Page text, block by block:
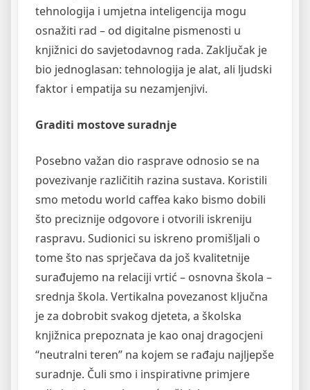
tehnologija i umjetna inteligencija mogu
osnažiti rad – od digitalne pismenosti u
knjižnici do savjetodavnog rada. Zaključak je
bio jednoglasan: tehnologija je alat, ali ljudski
faktor i empatija su nezamjenjivi.
Graditi mostove suradnje
Posebno važan dio rasprave odnosio se na
povezivanje različitih razina sustava. Koristili
smo metodu world caffea kako bismo dobili
što preciznije odgovore i otvorili iskreniju
raspravu. Sudionici su iskreno promišljali o
tome što nas sprječava da još kvalitetnije
surađujemo na relaciji vrtić – osnovna škola –
srednja škola. Vertikalna povezanost ključna
je za dobrobit svakog djeteta, a školska
knjižnica prepoznata je kao onaj dragocjeni
“neutralni teren” na kojem se rađaju najljepše
suradnje. Čuli smo i inspirativne primjere